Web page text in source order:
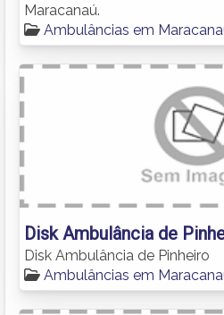
Maracanaú.
Ambulâncias em
Disk Ambulância de
Disk Ambulância de Pinheiro
Ambulâncias em